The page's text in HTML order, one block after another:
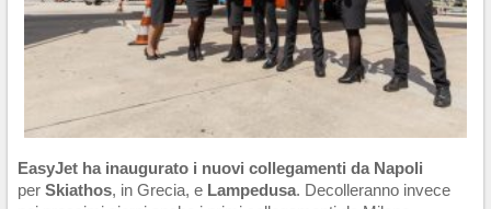
EasyJet ha inaugurato i nuovi collegamenti da Napoli
per Skiathos, in Grecia, e Lampedusa. Decolleranno invece